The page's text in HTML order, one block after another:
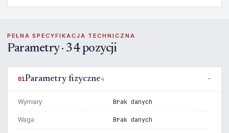
PEŁNA SPECYFIKACJA TECHNICZNA
Parametry · 34 pozycji
01Parametry fizyczne4
Wymiary Brak danych
Waga Brak danych